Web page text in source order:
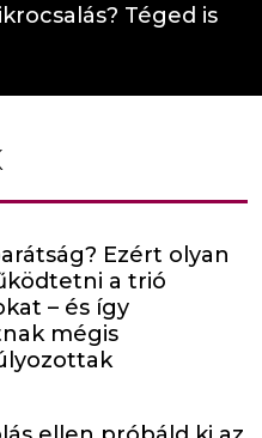
Téged is
Ezért olyan
a trió
– és így
mégis